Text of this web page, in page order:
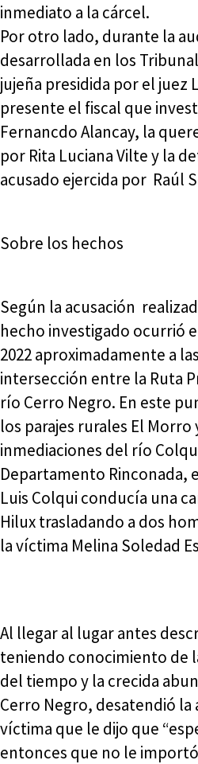
inmediato a la cárcel.
Por otro lado, durante la
desarrollada en los
jujeña presidida por el juez
presente el fiscal que
Fernancdo Alancay, la
por Rita Luciana Vilte y la
acusado ejercida por Raúl
Sobre los hechos
Según la acusación
hecho investigado ocurrió
2022 aproximadamente a
intersección entre la Ruta
río Cerro Negro. En este
los parajes rurales El Morro
inmediaciones del río
Departamento Rinconada,
Luis Colqui conducía una
Hilux trasladando a dos
la víctima Melina Soledad
Al llegar al lugar antes
teniendo conocimiento de
del tiempo y la crecida
Cerro Negro, desatendió la
víctima que le dijo que
entonces que no le